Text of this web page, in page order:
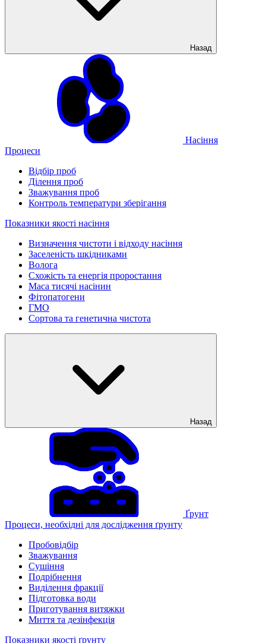
Назад
Насіння
Процеси
Відбір проб
Ділення проб
Зважування проб
Контроль температури зберігання
Показники якості насіння
Визначення чистоти і відходу насіння
Заселеність шкідниками
Волога
Схожість та енергія проростання
Маса тисячі насінин
Фітопатогени
ГМО
Сортова та генетична чистота
Назад
Ґрунт
Процеси, необхідні для дослідження ґрунту
Пробовідбір
Зважування
Сушіння
Подрібнення
Виділення фракції
Підготовка води
Приготування витяжки
Миття та дезінфекція
Показники якості ґрунту